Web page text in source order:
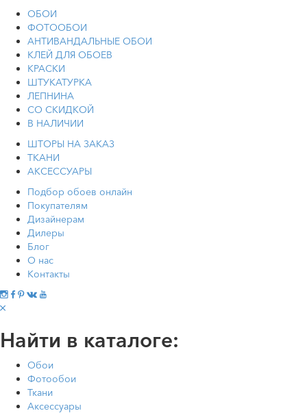
ОБОИ
ФОТООБОИ
АНТИВАНДАЛЬНЫЕ ОБОИ
КЛЕЙ ДЛЯ ОБОЕВ
КРАСКИ
ШТУКАТУРКА
ЛЕПНИНА
СО СКИДКОЙ
В НАЛИЧИИ
ШТОРЫ НА ЗАКАЗ
ТКАНИ
АКСЕССУАРЫ
Подбор обоев онлайн
Покупателям
Дизайнерам
Дилеры
Блог
О нас
Контакты
Найти в каталоге:
Обои
Фотообои
Ткани
Аксессуары